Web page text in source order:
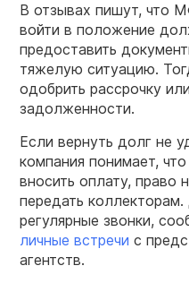
В отзывах пишут, что
войти в положение
предоставить
тяжелую ситуацию.
одобрить рассрочку
задолженности.
Если вернуть долг не
компания понимает,
вносить оплату, право
передать
регулярные звонки,
личные встречи с
агентств.